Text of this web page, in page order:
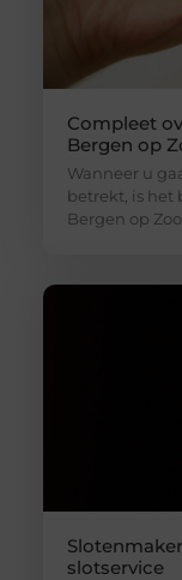
Compleet
Bergen op
Wanneer u
betrekt, is het
Bergen op
slotservice